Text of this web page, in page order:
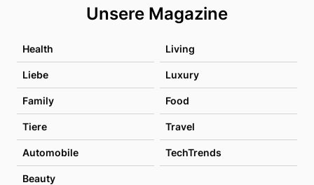
Unsere Magazine
Health Living
Liebe Luxury
Family Food
Tiere Travel
Automobile TechTrends
Beauty